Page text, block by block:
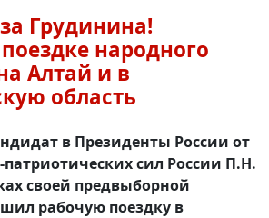
Грудинина!
народного
Алтай и в
область
в Президенты России от
сил России П.Н.
своей предвыборной
рабочую поездку в